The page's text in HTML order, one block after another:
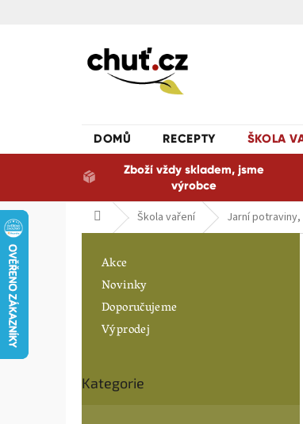
DOMŮ RECEPTY ŠKOLA
Zboží vždy skladem, jsme
výrobce
Domů Škola vaření Jarní
kategorie
Kategorie
Akce
Novinky
Doporučujeme
Výprodej